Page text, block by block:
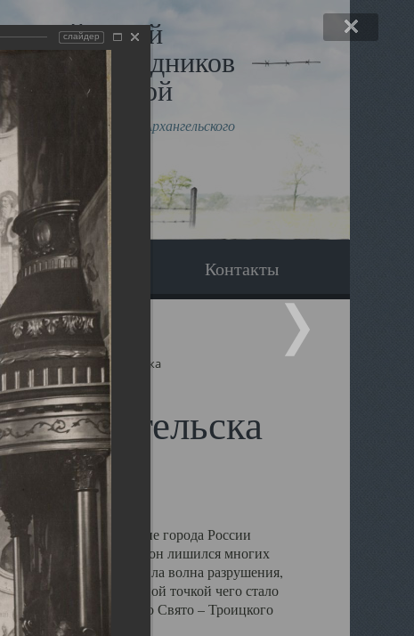
музей
и исповедников
митрополита Архангельского
Даниила
Вопрос-ответ Контакты
собор Архангельска
Архангельска
чем другие губернские города России
в результате которых он лишился многих
Архангельску ударила волна разрушения,
20 –х годов. Отправной точкой чего стало
кафедрального Свято – Троицкого
слайдер